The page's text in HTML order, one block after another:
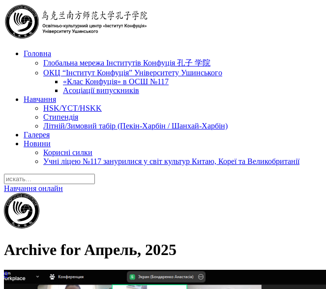
Головна
Глобальна мережа Інститутів Конфуція 孔子 学院
ОКЦ “Інститут Конфуція” Університету Ушинського
«Клас Конфуція» в ОСШ №117
Асоціації випускників
Навчання
HSK/YCT/HSKK
Стипендія
Літній/Зимовий табір (Пекін-Харбін / Шанхай-Харбін)
Галерея
Новини
Корисні силки
Учні ліцею №117 занурилися у світ культур Китаю, Кореї та Великобританії
Навчання онлайн
Archive for Апрель, 2025
0